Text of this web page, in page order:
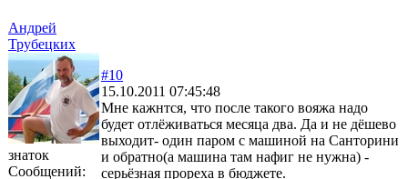
Андрей
Трубецких
знаток
Сообщений:
#10
15.10.2011 07:45:48
Мне кажнтся, что после такого вояжа надо
будет отлёживаться месяца два. Да и не дёшево
выходит- один паром с машиной на Санторини
и обратно(а машина там нафиг не нужна) -
серьёзная прореха в бюджете.